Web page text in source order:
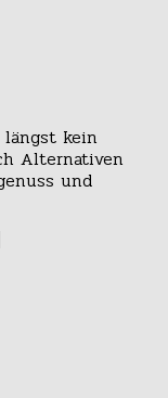
kein
Alternativen
und